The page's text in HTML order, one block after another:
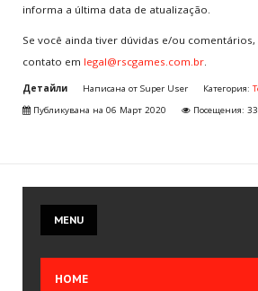
informa a última data de atualização.
Se você ainda tiver dúvidas e/ou
contato em legal@rscgames.com.br.
Детайли Написана от Super User Категория:
Публикувана на 06 Март 2020
Посещения:
MENU
HOME